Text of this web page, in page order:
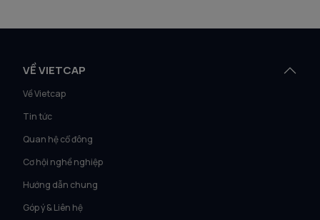
VỀ VIETCAP
Về Vietcap
Tin tức
Quan hệ cổ đông
Cơ hội nghề nghiệp
Hướng dẫn chung
Góp ý & Liên hệ